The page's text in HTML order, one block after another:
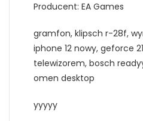
Producent: EA Games
gramfon, klipsch r-28f,
iphone 12 nowy, geforce
telewizorem, bosch
omen desktop
yyyyy